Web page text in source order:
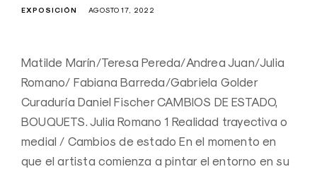
EXPOSICIÓN AGOSTO 17, 2022
Matilde Marín/Teresa Pereda/Andrea Juan/Julia
Romano/ Fabiana Barreda/Gabriela Golder
Curaduría Daniel Fischer CAMBIOS DE ESTADO,
BOUQUETS. Julia Romano 1 Realidad trayectiva o
medial / Cambios de estado En el momento en
que el artista comienza a pintar el entorno en su